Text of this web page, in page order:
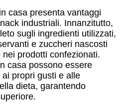
casa presenta vantaggi
industriali. Innanzitutto,
sugli ingredienti utilizzati,
e zuccheri nascosti
prodotti confezionati.
casa possono essere
propri gusti e alle
dieta, garantendo